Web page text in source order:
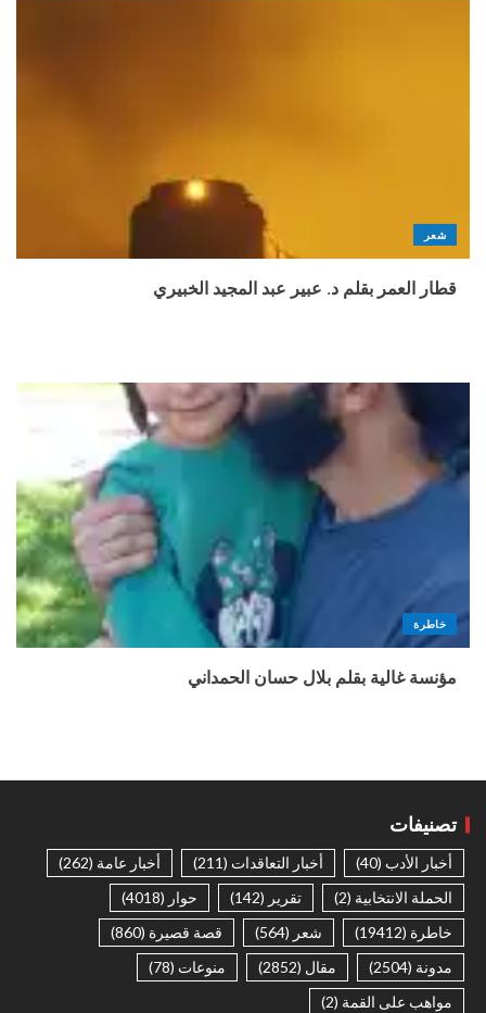
شعر
قطار العمر بقلم د. عبير عبد المجيد الخبيري
خاطرة
مؤنسة غالية بقلم بلال حسان الحمداني
تصنيفات
أخبار الأدب (40) أخبار التعاقدات (211) أخبار عامة (262)
الحملة الانتخابية (2) تقرير (142) حوار (4018)
خاطرة (19412) شعر (564) قصة قصيرة (860)
مدونة (2504) مقال (2852) منوعات (78)
مواهب على القمة (2)